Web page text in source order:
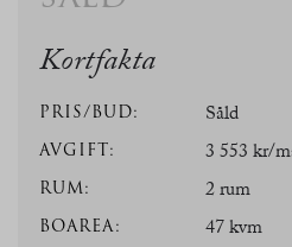
Kortfakta
PRIS/BUD: Såld
AVGIFT: 3 553 kr/
RUM: 2 rum
BOAREA: 47 kvm